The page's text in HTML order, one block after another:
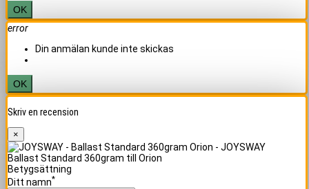
OK
error
Din anmälan kunde inte skickas
OK
Skriv en recension
×
Ballast Standard 360gram till Orion
Betygsättning
Ditt namn*